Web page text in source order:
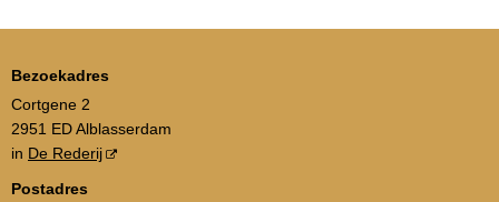
Bezoekadres
Cortgene 2
2951 ED Alblasserdam
in De Rederij
Postadres